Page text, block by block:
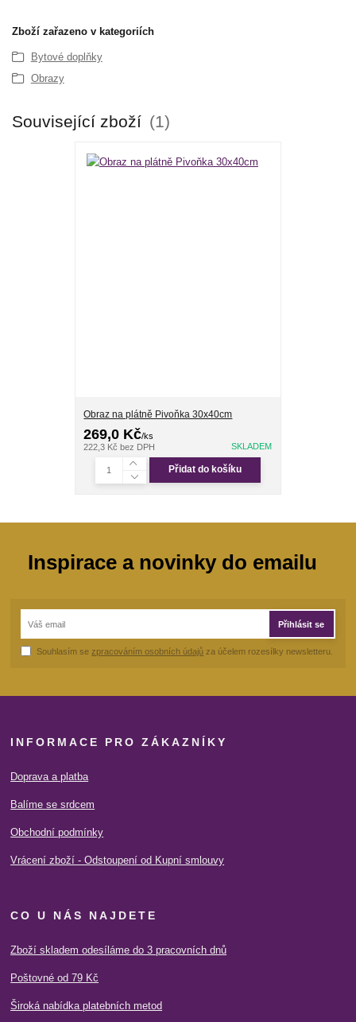
Zboží zařazeno v kategoriích
Bytové doplňky
Obrazy
Související zboží 1
Obraz na plátně Pivoňka 30x40cm
269,0 Kč/ks
222,3 Kčbez DPH SKLADEM
Přidat do košíku
Inspirace a novinky do emailu
Přihlásit se
Souhlasím se zpracováním osobních údajů za účelem rozesílky newsletteru.
INFORMACE PRO ZÁKAZNÍKY
Doprava a platba
Balíme se srdcem
Obchodní podmínky
Vrácení zboží - Odstoupení od Kupní smlouvy
CO U NÁS NAJDETE
Zboží skladem odesíláme do 3 pracovních dnů
Poštovné od 79 Kč
Široká nabídka platebních metod